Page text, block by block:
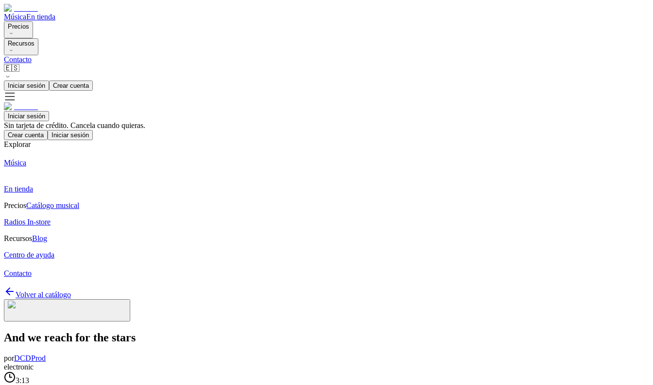
MúsicaEn tienda
Precios
Recursos
Contacto
🇪🇸
Iniciar sesión Crear cuenta
Iniciar sesión
Sin tarjeta de crédito. Cancela cuando quieras.
Crear cuenta Iniciar sesión
Explorar
Música
En tienda
PreciosCatálogo musical
Radios In-store
RecursosBlog
Centro de ayuda
Contacto
Volver al catálogo
And we reach for the stars
porDCDProd
electronic
3:13